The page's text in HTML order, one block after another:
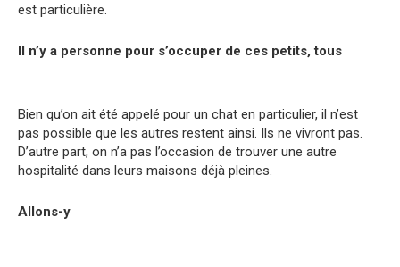
est particulière.
Il n’y a personne pour s’occuper de ces petits, tous
Bien qu’on ait été appelé pour un chat en particulier, il n’est
pas possible que les autres restent ainsi. Ils ne vivront pas.
D’autre part, on n’a pas l’occasion de trouver une autre
hospitalité dans leurs maisons déjà pleines.
Allons-y